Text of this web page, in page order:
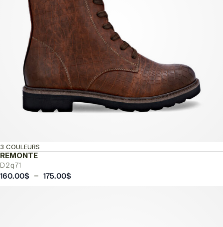
REMONTE
D2q71
3 COULEURS
160.00$ – 175.00$Plage